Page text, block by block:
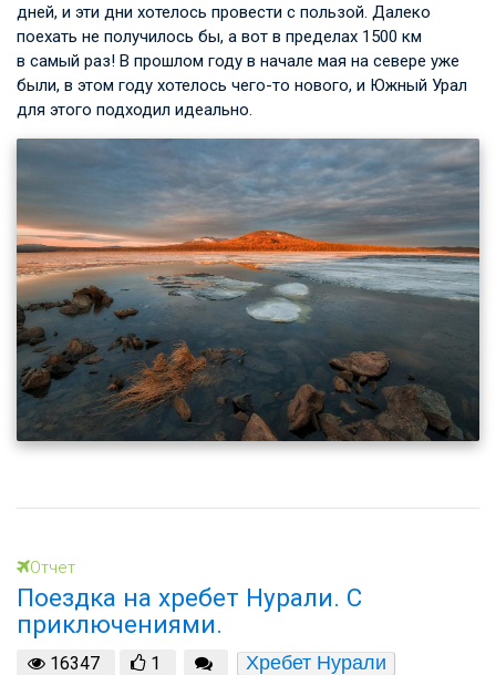
дней, и эти дни хотелось провести с пользой. Далеко
поехать не получилось бы, а вот в пределах 1500 км
в самый раз! В прошлом году в начале мая на севере уже
были, в этом году хотелось чего-то нового, и Южный Урал
для этого подходил идеально.
Отчет
Поездка на хребет Нурали. С
приключениями.
16347 1
Хребет Нурали